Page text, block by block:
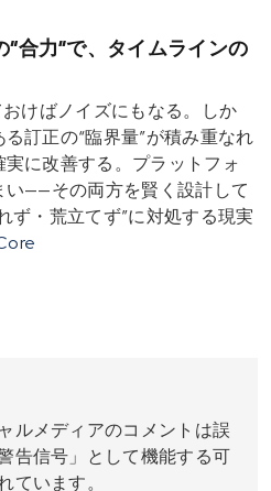
合力”で、タイムラインの
けばノイズにもなる。しか
訂正の“臨界量”が積み重なれ
に改善する。プラットフォ
い——その両方を賢く設計して
ず・荒立てず”に対処する現実
ルメディアのコメントは誤
告信号」として機能する可
ています。